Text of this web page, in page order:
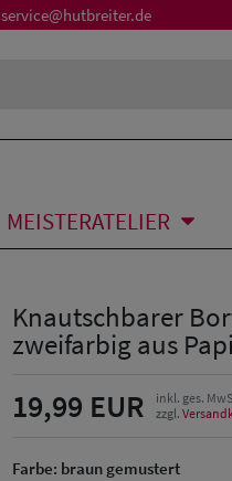
service@hutbreiter.de
MEISTERATELIER
Knautschbarer
zweifarbig aus
19,99 EUR
inkl. ges.
zzgl.
Farbe: braun gemustert